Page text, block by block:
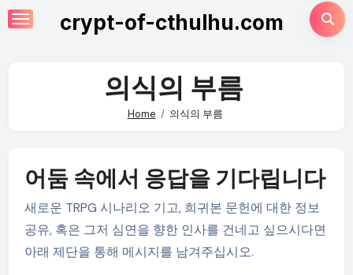
Skip
to
crypt-of-cthulhu.com
의식의 부름
Home 의식의 부름
어둠 속에서 응답을 기다립니다
새로운 TRPG 시나리오 기고, 희귀본 문헌에 대한 정보
공유, 혹은 그저 심연을 향한 인사를 건네고 싶으시다면
아래 제단을 통해 메시지를 남겨주십시오.